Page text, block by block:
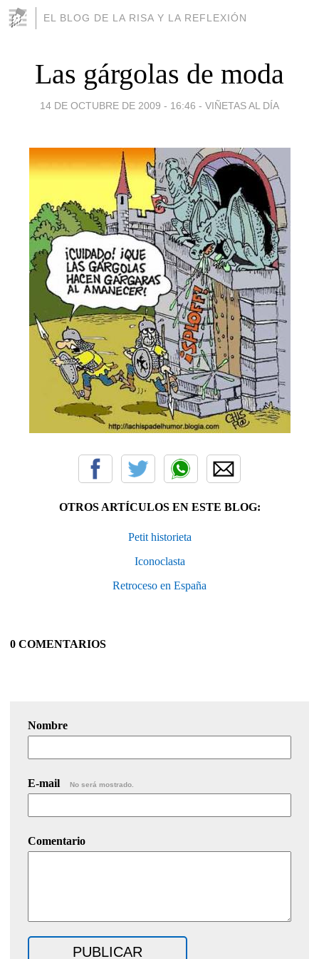
EL BLOG DE LA RISA Y LA REFLEXIÓN
Las gárgolas de moda
14 DE OCTUBRE DE 2009 - 16:46 - VIÑETAS AL DÍA
OTROS ARTÍCULOS EN ESTE BLOG:
Petit historieta
Iconoclasta
Retroceso en España
0 COMENTARIOS
Nombre
E-mail No será mostrado.
Comentario